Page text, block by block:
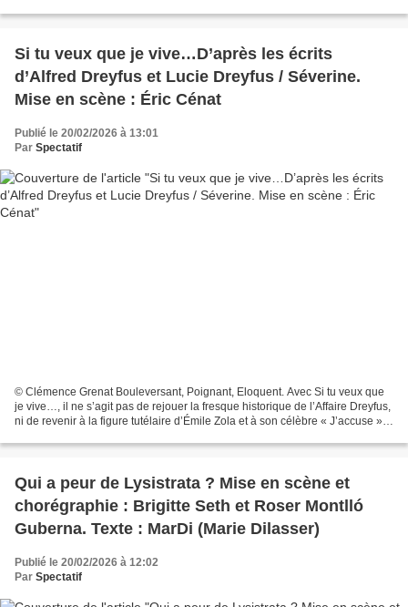
Si tu veux que je vive…D’après les écrits
d’Alfred Dreyfus et Lucie Dreyfus / Séverine.
Mise en scène : Éric Cénat
Publié le 20/02/2026 à 13:01
Par Spectatif
© Clémence Grenat Bouleversant, Poignant, Eloquent. Avec Si tu veux que
je vive…, il ne s’agit pas de rejouer la fresque historique de l’Affaire Dreyfus,
ni de revenir à la figure tutélaire d’Émile Zola et à son célèbre « J’accuse ».
Qui a peur de Lysistrata ? Mise en scène et
chorégraphie : Brigitte Seth et Roser Montlló
Guberna. Texte : MarDi (Marie Dilasser)
Publié le 20/02/2026 à 12:02
Par Spectatif